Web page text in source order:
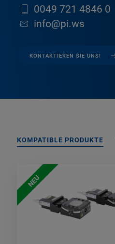
0049 721 4846 0
info@pi.ws
KONTAKTIEREN SIE UNS!
KOMPATIBLE PRODUKTE
NEU